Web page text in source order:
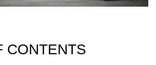
CONTENTS